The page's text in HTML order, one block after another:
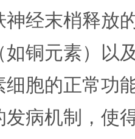
神经末梢释放
铜元素）以
胞的正常功
病机制，使